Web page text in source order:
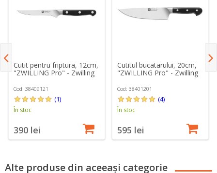
Cutit pentru friptura, 12cm,
"ZWILLING Pro" - Zwilling
Cod: 38409121
(1)
În stoc
390 lei
Cutitul bucatarului, 20cm,
"ZWILLING Pro" - Zwilling
Cod: 38401201
(4)
În stoc
595 lei
Alte produse din aceeași categorie